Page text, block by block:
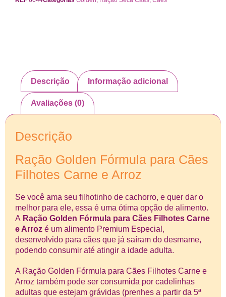
Descrição Informação adicional
Avaliações (0)
Descrição
Ração Golden Fórmula para Cães
Filhotes Carne e Arroz
Se você ama seu filhotinho de cachorro, e quer dar o
melhor para ele, essa é uma ótima opção de alimento.
A Ração Golden Fórmula para Cães Filhotes Carne
e Arroz é um alimento Premium Especial,
desenvolvido para cães que já saíram do desmame,
podendo consumir até atingir a idade adulta.
A Ração Golden Fórmula para Cães Filhotes Carne e
Arroz também pode ser consumida por cadelinhas
adultas que estejam grávidas (prenhes a partir da 5ª